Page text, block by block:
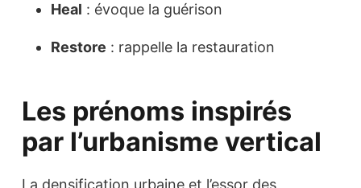
Heal : évoque la guérison
Restore : rappelle la restauration
Les prénoms inspirés
par l’urbanisme vertical
La densification urbaine et l’essor des